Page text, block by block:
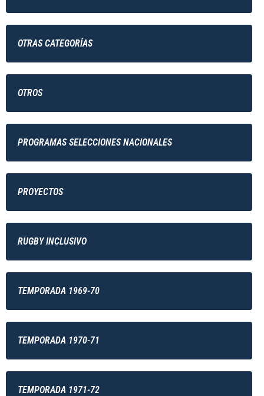
OTRAS CATEGORÍAS
OTROS
PROGRAMAS SELECCIONES NACIONALES
PROYECTOS
RUGBY INCLUSIVO
TEMPORADA 1969-70
TEMPORADA 1970-71
TEMPORADA 1971-72